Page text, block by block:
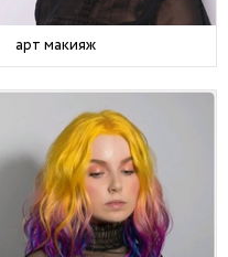
арт макияж